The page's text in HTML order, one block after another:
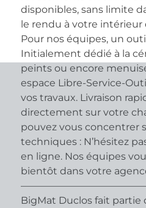
disponibles, sans limite
le rendu à votre intérieur
Pour nos équipes, un
Initialement dédié à la
peints ou encore
espace Libre-Service-
vos travaux. Livraison
directement sur votre
pouvez vous concentrer
techniques : N’hésitez
en ligne. Nos équipes
bientôt dans votre
BigMat Duclos fait partie